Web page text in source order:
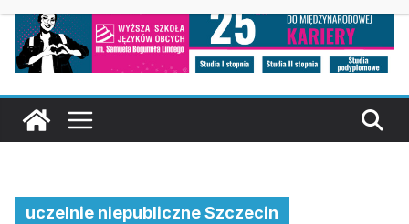
uczelnie niepubliczne Szczecin